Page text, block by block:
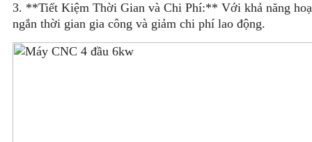
3. **Tiết Kiệm Thời Gian và Chi Phí:** Với khả năng
ngắn thời gian gia công và giảm chi phí lao động.